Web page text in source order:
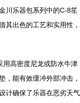
川乐器包系列中的C-8笙
其出色的工艺和实用性，
用高密度尼龙或防水牛津
，能有效缓冲外部冲击，
计确保了乐器在恶劣天气